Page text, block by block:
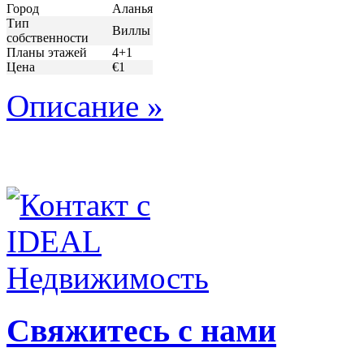
Город
Аланья
Тип
собственности
Виллы
Планы этажей
4+1
Цена
€1
Описание »
Свяжитесь с нами